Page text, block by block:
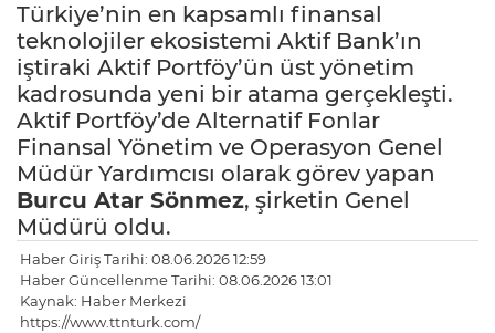
Türkiye’nin en kapsamlı finansal
teknolojiler ekosistemi Aktif Bank’ın
iştiraki Aktif Portföy’ün üst yönetim
kadrosunda yeni bir atama gerçekleşti.
Aktif Portföy’de Alternatif Fonlar
Finansal Yönetim ve Operasyon Genel
Müdür Yardımcısı olarak görev yapan
Burcu Atar Sönmez, şirketin Genel
Müdürü oldu.
Haber Giriş Tarihi: 08.06.2026 12:59
Haber Güncellenme Tarihi: 08.06.2026 13:01
Kaynak: Haber Merkezi
https://www.ttnturk.com/